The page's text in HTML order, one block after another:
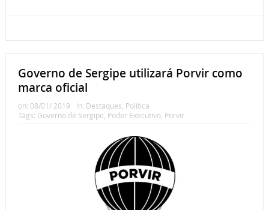
Governo de Sergipe utilizará Porvir como
marca oficial
on: 08/01/ 2019 In: Destaques, Política
Tags: Governo de Sergipe, Poder Executivo, Porvir